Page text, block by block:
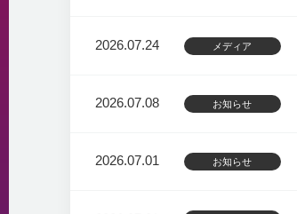
2026.07.24 メディア
2026.07.08 お知らせ
2026.07.01 お知らせ